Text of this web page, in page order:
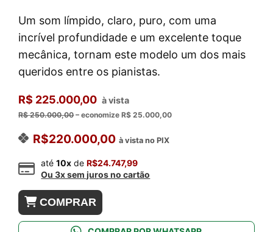
Um som límpido, claro, puro, com uma
incrível profundidade e um excelente toque
mecânica, tornam este modelo um dos mais
queridos entre os pianistas.
R$ 225.000,00 à vista
R$ 250.000,00– economize R$ 25.000,00
R$220.000,00 à vista no PIX
até10x deR$24.747,99
Ou 3x sem juros no cartão
Piano
Yamaha
COMPRAR